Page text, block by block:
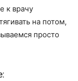
к врачу
на потом,
просто